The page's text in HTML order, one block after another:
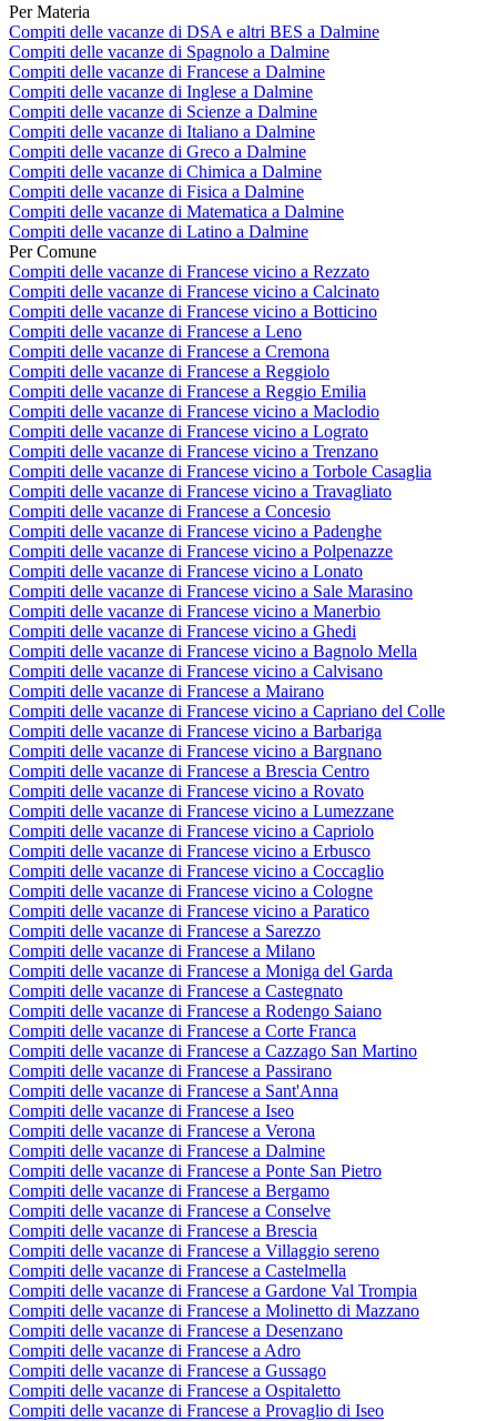
Per Materia
Compiti delle vacanze di DSA e altri BES a Dalmine
Compiti delle vacanze di Spagnolo a Dalmine
Compiti delle vacanze di Francese a Dalmine
Compiti delle vacanze di Inglese a Dalmine
Compiti delle vacanze di Scienze a Dalmine
Compiti delle vacanze di Italiano a Dalmine
Compiti delle vacanze di Greco a Dalmine
Compiti delle vacanze di Chimica a Dalmine
Compiti delle vacanze di Fisica a Dalmine
Compiti delle vacanze di Matematica a Dalmine
Compiti delle vacanze di Latino a Dalmine
Per Comune
Compiti delle vacanze di Francese vicino a Rezzato
Compiti delle vacanze di Francese vicino a Calcinato
Compiti delle vacanze di Francese vicino a Botticino
Compiti delle vacanze di Francese a Leno
Compiti delle vacanze di Francese a Cremona
Compiti delle vacanze di Francese a Reggiolo
Compiti delle vacanze di Francese a Reggio Emilia
Compiti delle vacanze di Francese vicino a Maclodio
Compiti delle vacanze di Francese vicino a Lograto
Compiti delle vacanze di Francese vicino a Trenzano
Compiti delle vacanze di Francese vicino a Torbole Casaglia
Compiti delle vacanze di Francese vicino a Travagliato
Compiti delle vacanze di Francese a Concesio
Compiti delle vacanze di Francese vicino a Padenghe
Compiti delle vacanze di Francese vicino a Polpenazze
Compiti delle vacanze di Francese vicino a Lonato
Compiti delle vacanze di Francese vicino a Sale Marasino
Compiti delle vacanze di Francese vicino a Manerbio
Compiti delle vacanze di Francese vicino a Ghedi
Compiti delle vacanze di Francese vicino a Bagnolo Mella
Compiti delle vacanze di Francese vicino a Calvisano
Compiti delle vacanze di Francese a Mairano
Compiti delle vacanze di Francese vicino a Capriano del Colle
Compiti delle vacanze di Francese vicino a Barbariga
Compiti delle vacanze di Francese vicino a Bargnano
Compiti delle vacanze di Francese a Brescia Centro
Compiti delle vacanze di Francese vicino a Rovato
Compiti delle vacanze di Francese vicino a Lumezzane
Compiti delle vacanze di Francese vicino a Capriolo
Compiti delle vacanze di Francese vicino a Erbusco
Compiti delle vacanze di Francese vicino a Coccaglio
Compiti delle vacanze di Francese vicino a Cologne
Compiti delle vacanze di Francese vicino a Paratico
Compiti delle vacanze di Francese a Sarezzo
Compiti delle vacanze di Francese a Milano
Compiti delle vacanze di Francese a Moniga del Garda
Compiti delle vacanze di Francese a Castegnato
Compiti delle vacanze di Francese a Rodengo Saiano
Compiti delle vacanze di Francese a Corte Franca
Compiti delle vacanze di Francese a Cazzago San Martino
Compiti delle vacanze di Francese a Passirano
Compiti delle vacanze di Francese a Sant'Anna
Compiti delle vacanze di Francese a Iseo
Compiti delle vacanze di Francese a Verona
Compiti delle vacanze di Francese a Dalmine
Compiti delle vacanze di Francese a Ponte San Pietro
Compiti delle vacanze di Francese a Bergamo
Compiti delle vacanze di Francese a Conselve
Compiti delle vacanze di Francese a Brescia
Compiti delle vacanze di Francese a Villaggio sereno
Compiti delle vacanze di Francese a Castelmella
Compiti delle vacanze di Francese a Gardone Val Trompia
Compiti delle vacanze di Francese a Molinetto di Mazzano
Compiti delle vacanze di Francese a Desenzano
Compiti delle vacanze di Francese a Adro
Compiti delle vacanze di Francese a Gussago
Compiti delle vacanze di Francese a Ospitaletto
Compiti delle vacanze di Francese a Provaglio di Iseo